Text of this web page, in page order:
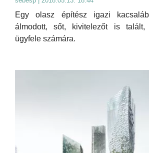
Egy olasz építész igazi
álmodott, sőt, kivitelezőt is talált,
ügyfele számára.